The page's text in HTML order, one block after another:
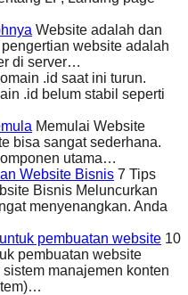
Website adalah dan
website adalah
di server…
.id saat ini turun.
.id belum stabil seperti
Memulai Website
bisa sangat sederhana.
utama…
Website Bisnis 7 Tips
Bisnis Meluncurkan
menyenangkan. Anda
pembuatan website 10
pembuatan website
manajemen konten